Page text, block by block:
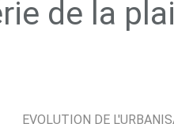
de la
EVOLUTION DE